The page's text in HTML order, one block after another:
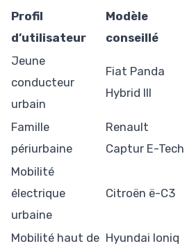
Profil
d’utilisateur
Modèle
conseillé
Jeune
conducteur
urbain
Fiat Panda
Hybrid III
Famille
périurbaine
Renault
Captur E-Tech
Mobilité
électrique
urbaine
Citroën ë-C3
Mobilité haut de Hyundai Ioniq